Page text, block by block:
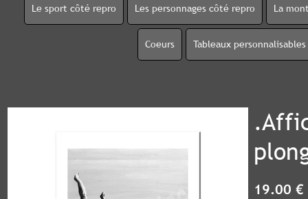
Le sport côté repro Les personnages côté repro La
Coeurs Tableaux personnalisables
19.00 €